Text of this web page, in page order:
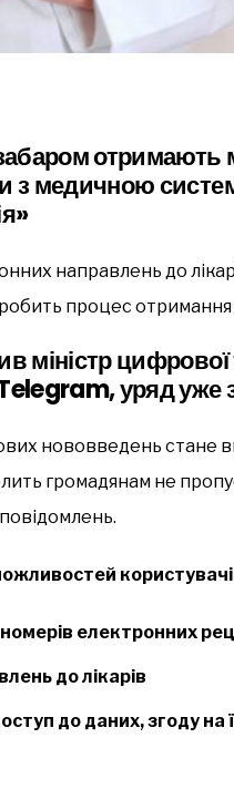
з медичною
направлень до
процес
міністр
уряд уже
нововведень стане
громадянам не
електронних
до лікарів
до даних, згоду